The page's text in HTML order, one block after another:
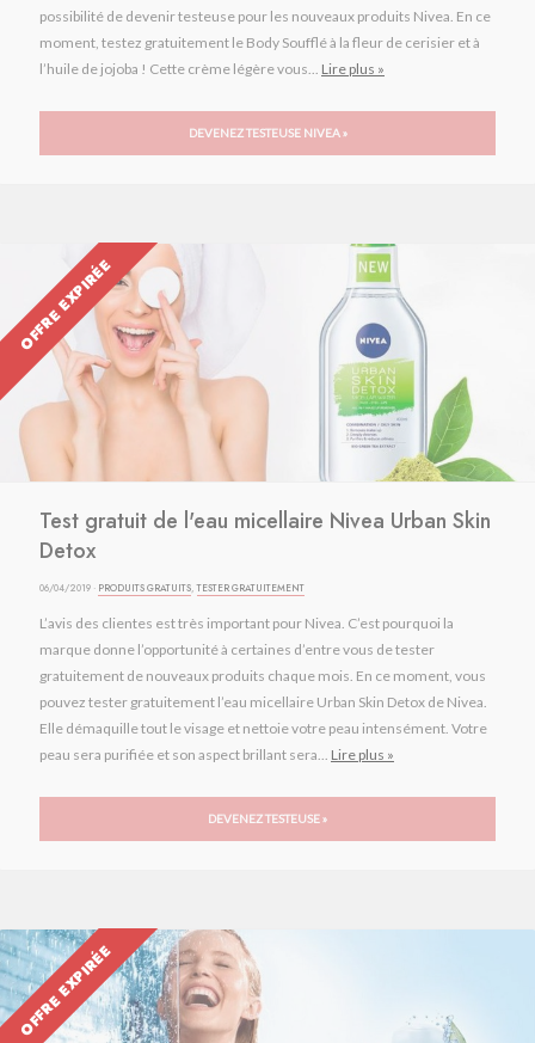
possibilité de devenir testeuse pour les nouveaux produits Nivea. En ce
moment, testez gratuitement le Body Soufflé à la fleur de cerisier et à
l’huile de jojoba ! Cette crème légère vous... Lire plus »
DEVENEZ TESTEUSE NIVEA »
OFFRE EXPIRÉE
Test gratuit de l'eau micellaire Nivea Urban Skin
Detox
06/04/2019 · PRODUITS GRATUITS,TESTER GRATUITEMENT
L’avis des clientes est très important pour Nivea. C’est pourquoi la
marque donne l’opportunité à certaines d’entre vous de tester
gratuitement de nouveaux produits chaque mois. En ce moment, vous
pouvez tester gratuitement l’eau micellaire Urban Skin Detox de Nivea.
Elle démaquille tout le visage et nettoie votre peau intensément. Votre
peau sera purifiée et son aspect brillant sera... Lire plus »
DEVENEZ TESTEUSE »
OFFRE EXPIRÉE